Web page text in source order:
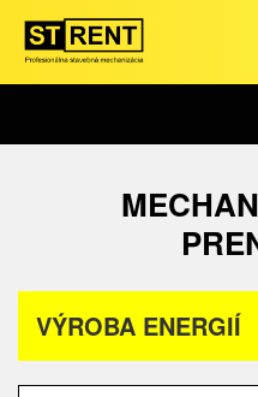
VÝROBA ENERGIÍ